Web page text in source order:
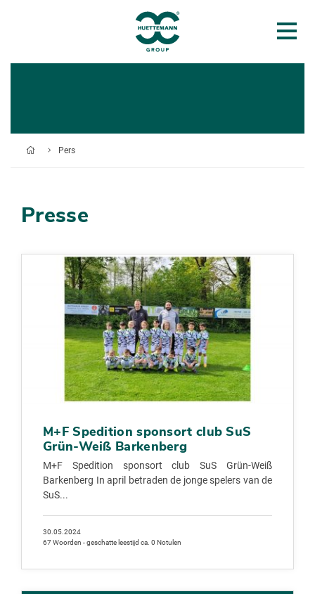
Pers
Presse
M+F Spedition sponsort club SuS
Grün-Weiß Barkenberg
M+F Spedition sponsort club SuS Grün-Weiß
Barkenberg In april betraden de jonge spelers van de
SuS...
30.05.2024
67 Woorden - geschatte leestijd ca. 0 Notulen